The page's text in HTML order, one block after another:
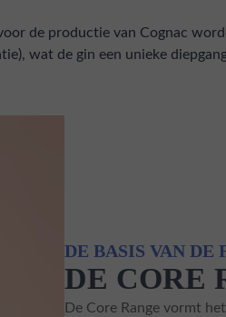
de productie van Cognac
wat de gin een unieke
DE BASIS VAN DE
DE CORE
De Core Range vormt